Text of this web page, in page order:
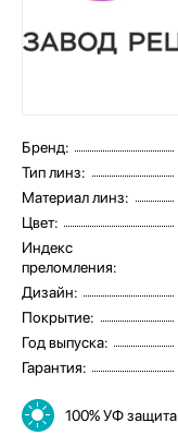
Бренд:
Тип линз:
Материал линз:
Цвет:
Индекс
преломления:
Дизайн:
Покрытие:
Год выпуска:
Гарантия:
100% УФ защита